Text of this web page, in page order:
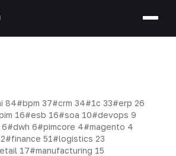
84#bpm 37#crm 34#1c 33#erp 26
16#esb 16#soa 10#devops 9
6#dwh 6#pimcore 4#magento 4
2#finance 51#logistics 23
17#manufacturing 15